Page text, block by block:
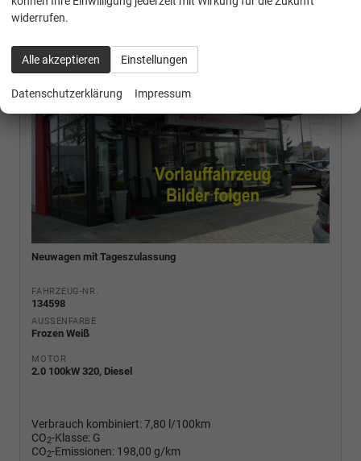
Neuwagen mit Tageszulassung
FAHRZEUG-NR.
134598
AUSSENFARBE
Frozen Weiß
MOTOR
2.0 100kW 320, Diesel
Verbrauch kombiniert:7,80 l/100km
CO2-Klasse: G
CO2-Emissionen: 198,00 g/km
widerrufen.
Alle akzeptieren Einstellungen
Datenschutzerklärung Impressum